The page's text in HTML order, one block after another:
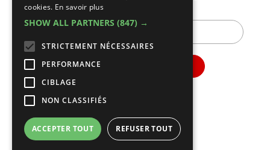
E-
cookies. En savoir plus
SHOW ALL PARTNERS (847) →
STRICTEMENT NÉCESSAIRES
PERFORMANCE
CIBLAGE
NON CLASSIFIÉS
ACCEPTER TOUT REFUSER TOUT